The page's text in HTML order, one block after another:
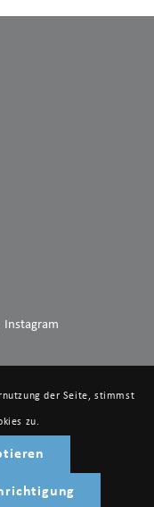
Instagram
der Seite, stimmst
zu.